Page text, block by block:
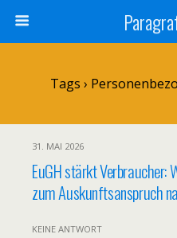
Tags ›
31. MAI 2026
EuGH stärkt Verbraucher:
zum Auskunftsanspruch
KEINE ANTWORT